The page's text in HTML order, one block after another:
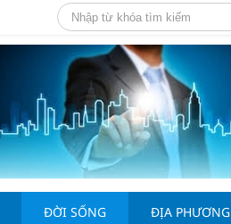
ĐỜI SỐNG ĐỊA PHƯƠNG